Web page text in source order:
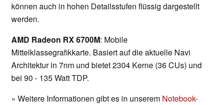
können auch in hohen Detailsstufen flüssig dargestellt
werden.
AMD Radeon RX 6700M: Mobile
Mittelklassegrafikkarte. Basiert auf die aktuelle Navi
Architektur in 7nm und bietet 2304 Kerne (36 CUs) und
bei 90 - 135 Watt TDP.
» Weitere Informationen gibt es in unserem Notebook-